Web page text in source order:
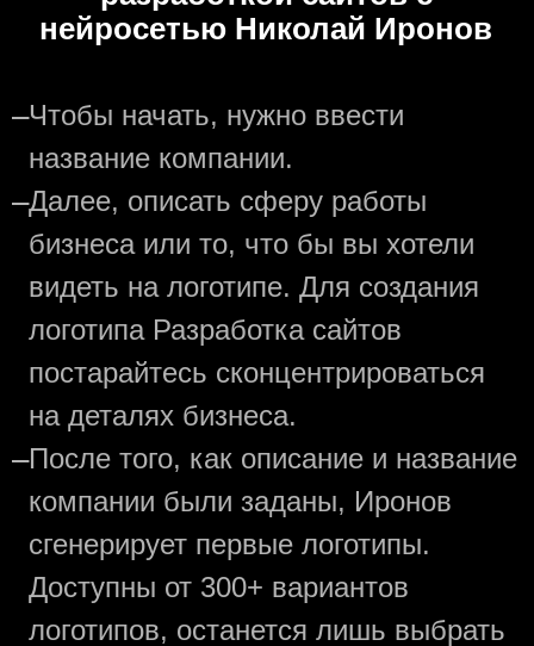
нейросетью Николай Иронов
—Чтобы начать, нужно ввести
название компании.
—Далее, описать сферу работы
бизнеса или то, что бы вы хотели
видеть на логотипе. Для создания
логотипа Разработка сайтов
постарайтесь сконцентрироваться
на деталях бизнеса.
—После того, как описание и название
компании были заданы, Иронов
сгенерирует первые логотипы.
Доступны от 300+ вариантов
логотипов, останется лишь выбрать